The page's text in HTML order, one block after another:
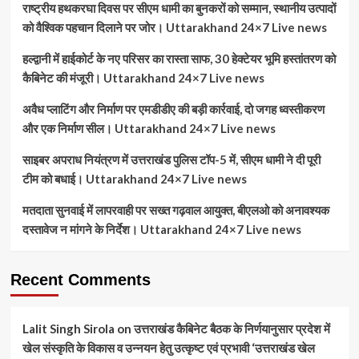
राष्ट्रीय हथकरघा दिवस पर सीएम धामी का बुनकरों को सम्मान, स्थानीय उत्पादों
को वैश्विक पहचान दिलाने पर जोर। Uttarakhand 24×7 Live news
हल्द्वानी में हाईकोर्ट के नए परिसर का रास्ता साफ, 30 हेक्टेयर भूमि हस्तांतरण को
कैबिनेट की मंजूरी। Uttarakhand 24×7 Live news
अवैध प्लाटिंग और निर्माण पर एमडीडीए की बड़ी कार्रवाई, दो जगह ध्वस्तीकरण
और एक निर्माण सील। Uttarakhand 24×7 Live news
साइबर अपराध नियंत्रण में उत्तराखंड पुलिस टॉप-5 में, सीएम धामी ने दी पूरी
टीम को बधाई। Uttarakhand 24×7 Live news
मतदाता सुनवाई में लापरवाही पर सख्त गढ़वाल आयुक्त, बीएलओ को अनावश्यक
दस्तावेज न मांगने के निर्देश। Uttarakhand 24×7 Live news
Recent Comments
Lalit Singh Sirola onउत्तराखंड कैबिनेट बैठक के निर्णयानुसार प्रदेश में
खेल संस्कृति के विकास व उन्नयन हेतु उत्कृष्ट एवं प्रभावी ‘उत्तराखंड खेल